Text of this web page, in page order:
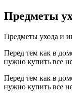
Предметы
Предметы ухода и
Перед тем как в
нужно купить все
Перед тем как в
нужно купить все